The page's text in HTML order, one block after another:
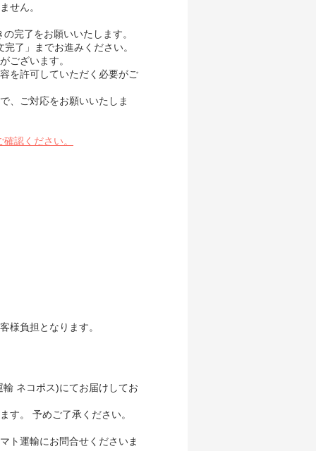
せん。
完了をお願いいたします。
了」までお進みください。
ございます。
を許可していただく必要がご
、ご対応をお願いいたしま
認ください。
様負担となります。
ネコポス)にてお届けしてお
す。 予めご了承ください。
ト運輸にお問合せくださいま